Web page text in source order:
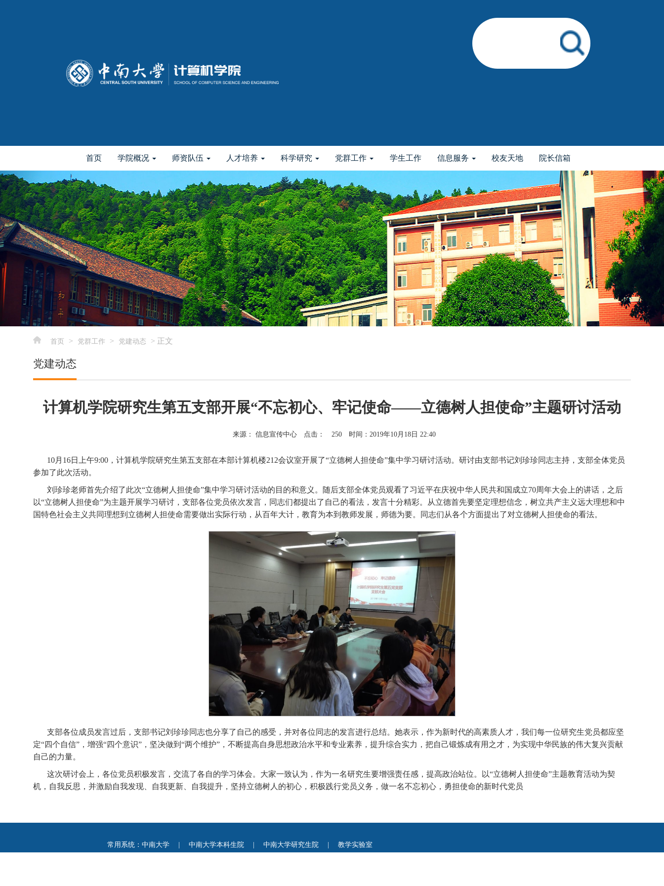
首页 学院概况 师资队伍 人才培养 科学研究 党群工作 学生工作 信息服务 校友天地 院长信箱
elementnameelementnameelementname
首页 > 党群工作 > 党建动态 > 正文
党建动态
计算机学院研究生第五支部开展“不忘初心、牢记使命――立德树人担使命”主题研讨活动
来源： 信息宣传中心 点击： 250 时间：2019年10月18日 22:40
10月16日上午9:00，计算机学院研究生第五支部在本部计算机楼212会议室开展了“立德树人担使命”集中学习研讨活动。研讨由支部书记刘珍珍同志主持，支部全体党员
参加了此次活动。
刘珍珍老师首先介绍了此次“立德树人担使命”集中学习研讨活动的目的和意义。随后支部全体党员观看了习近平在庆祝中华人民共和国成立70周年大会上的讲话，之后
以“立德树人担使命”为主题开展学习研讨，支部各位党员依次发言，同志们都提出了自己的看法，发言十分精彩。从立德首先要坚定理想信念，树立共产主义远大理想和中
国特色社会主义共同理想到立德树人担使命需要做出实际行动，从百年大计，教育为本到教师发展，师德为要。同志们从各个方面提出了对立德树人担使命的看法。
支部各位成员发言过后，支部书记刘珍珍同志也分享了自己的感受，并对各位同志的发言进行总结。她表示，作为新时代的高素质人才，我们每一位研究生党员都应坚
定“四个自信”，增强“四个意识”，坚决做到“两个维护”，不断提高自身思想政治水平和专业素养，提升综合实力，把自己锻炼成有用之才，为实现中华民族的伟大复兴贡献
自己的力量。
这次研讨会上，各位党员积极发言，交流了各自的学习体会。大家一致认为，作为一名研究生要增强责任感，提高政治站位。以“立德树人担使命”主题教育活动为契
机，自我反思，并激励自我发现、自我更新、自我提升，坚持立德树人的初心，积极践行党员义务，做一名不忘初心，勇担使命的新时代党员
常用系统：中南大学 中南大学本科生院 中南大学研究生院 教学实验室